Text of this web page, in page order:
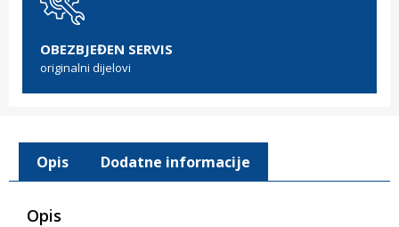
OBEZBJEĐEN SERVIS
originalni dijelovi
Opis Dodatne informacije
Opis